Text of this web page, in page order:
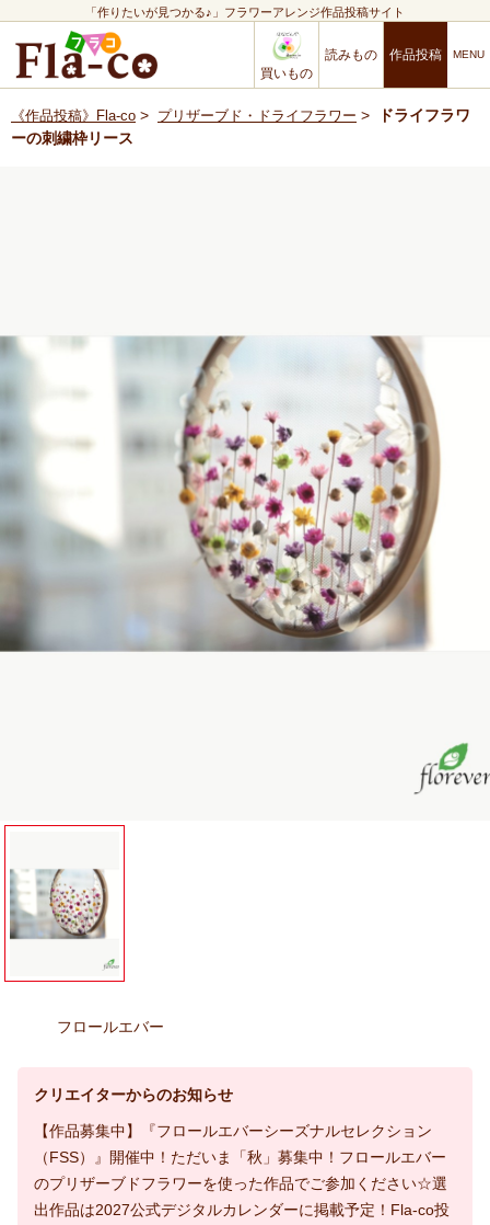
「作りたいが見つかる♪」フラワーアレンジ作品投稿サイト
買いもの
読みもの 作品投稿
《作品投稿》Fla-co > プリザーブド・ドライフラワー >
ドライフラワ
ーの刺繍枠リース
フロールエバー
クリエイターからのお知らせ
【作品募集中】『フロールエバーシーズナルセレクション
（FSS）』開催中！ただいま「秋」募集中！フロールエバー
のプリザーブドフラワーを使った作品でご参加ください☆選
出作品は2027公式デジタルカレンダーに掲載予定！Fla-co投